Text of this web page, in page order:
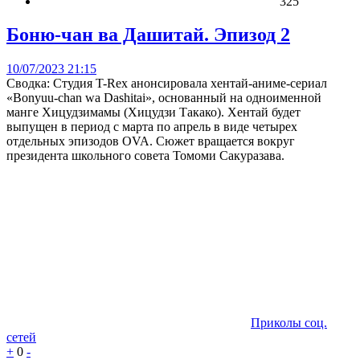
Боню-чан ва Дашитай. Эпизод 2
10/07/2023 21:15
Сводка: Студия T-Rex анонсировала хентай-аниме-сериал
«Bonyuu-chan wa Dashitai», основанный на одноименной
манге Хицудзимамы (Хицудзи Такако). Хентай будет
выпущен в период с марта по апрель в виде четырех
отдельных эпизодов OVA. Сюжет вращается вокруг
президента школьного совета Томоми Сакуразава.
Приколы соц.
сетей
+ 0 -